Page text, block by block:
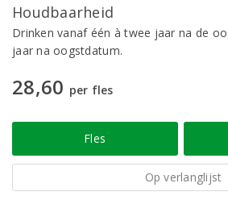
Houdbaarheid
Drinken vanaf één à twee jaar na de
jaar na oogstdatum.
28,60 per fles
Fles
Op verlanglijst